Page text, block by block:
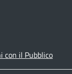
con il Pubblico